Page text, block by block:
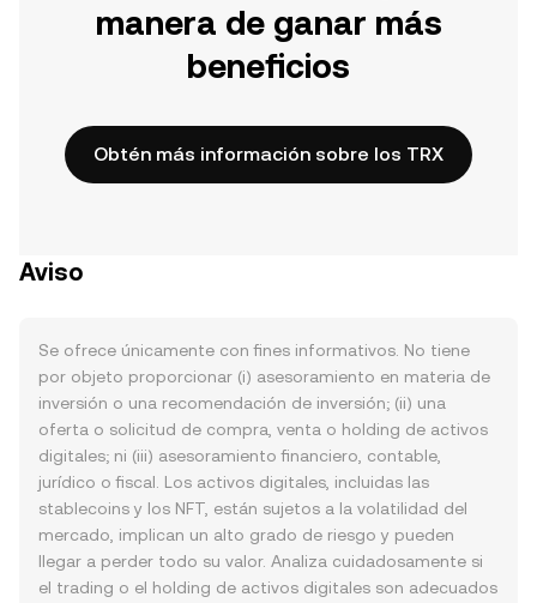
manera de ganar más
beneficios
Obtén más información sobre los TRX
Aviso
Se ofrece únicamente con fines informativos. No tiene
por objeto proporcionar (i) asesoramiento en materia de
inversión o una recomendación de inversión; (ii) una
oferta o solicitud de compra, venta o holding de activos
digitales; ni (iii) asesoramiento financiero, contable,
jurídico o fiscal. Los activos digitales, incluidas las
stablecoins y los NFT, están sujetos a la volatilidad del
mercado, implican un alto grado de riesgo y pueden
llegar a perder todo su valor. Analiza cuidadosamente si
el trading o el holding de activos digitales son adecuados